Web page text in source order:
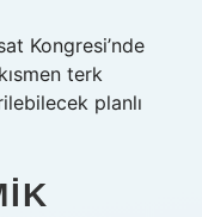
Kongresi’nde
terk
planlı